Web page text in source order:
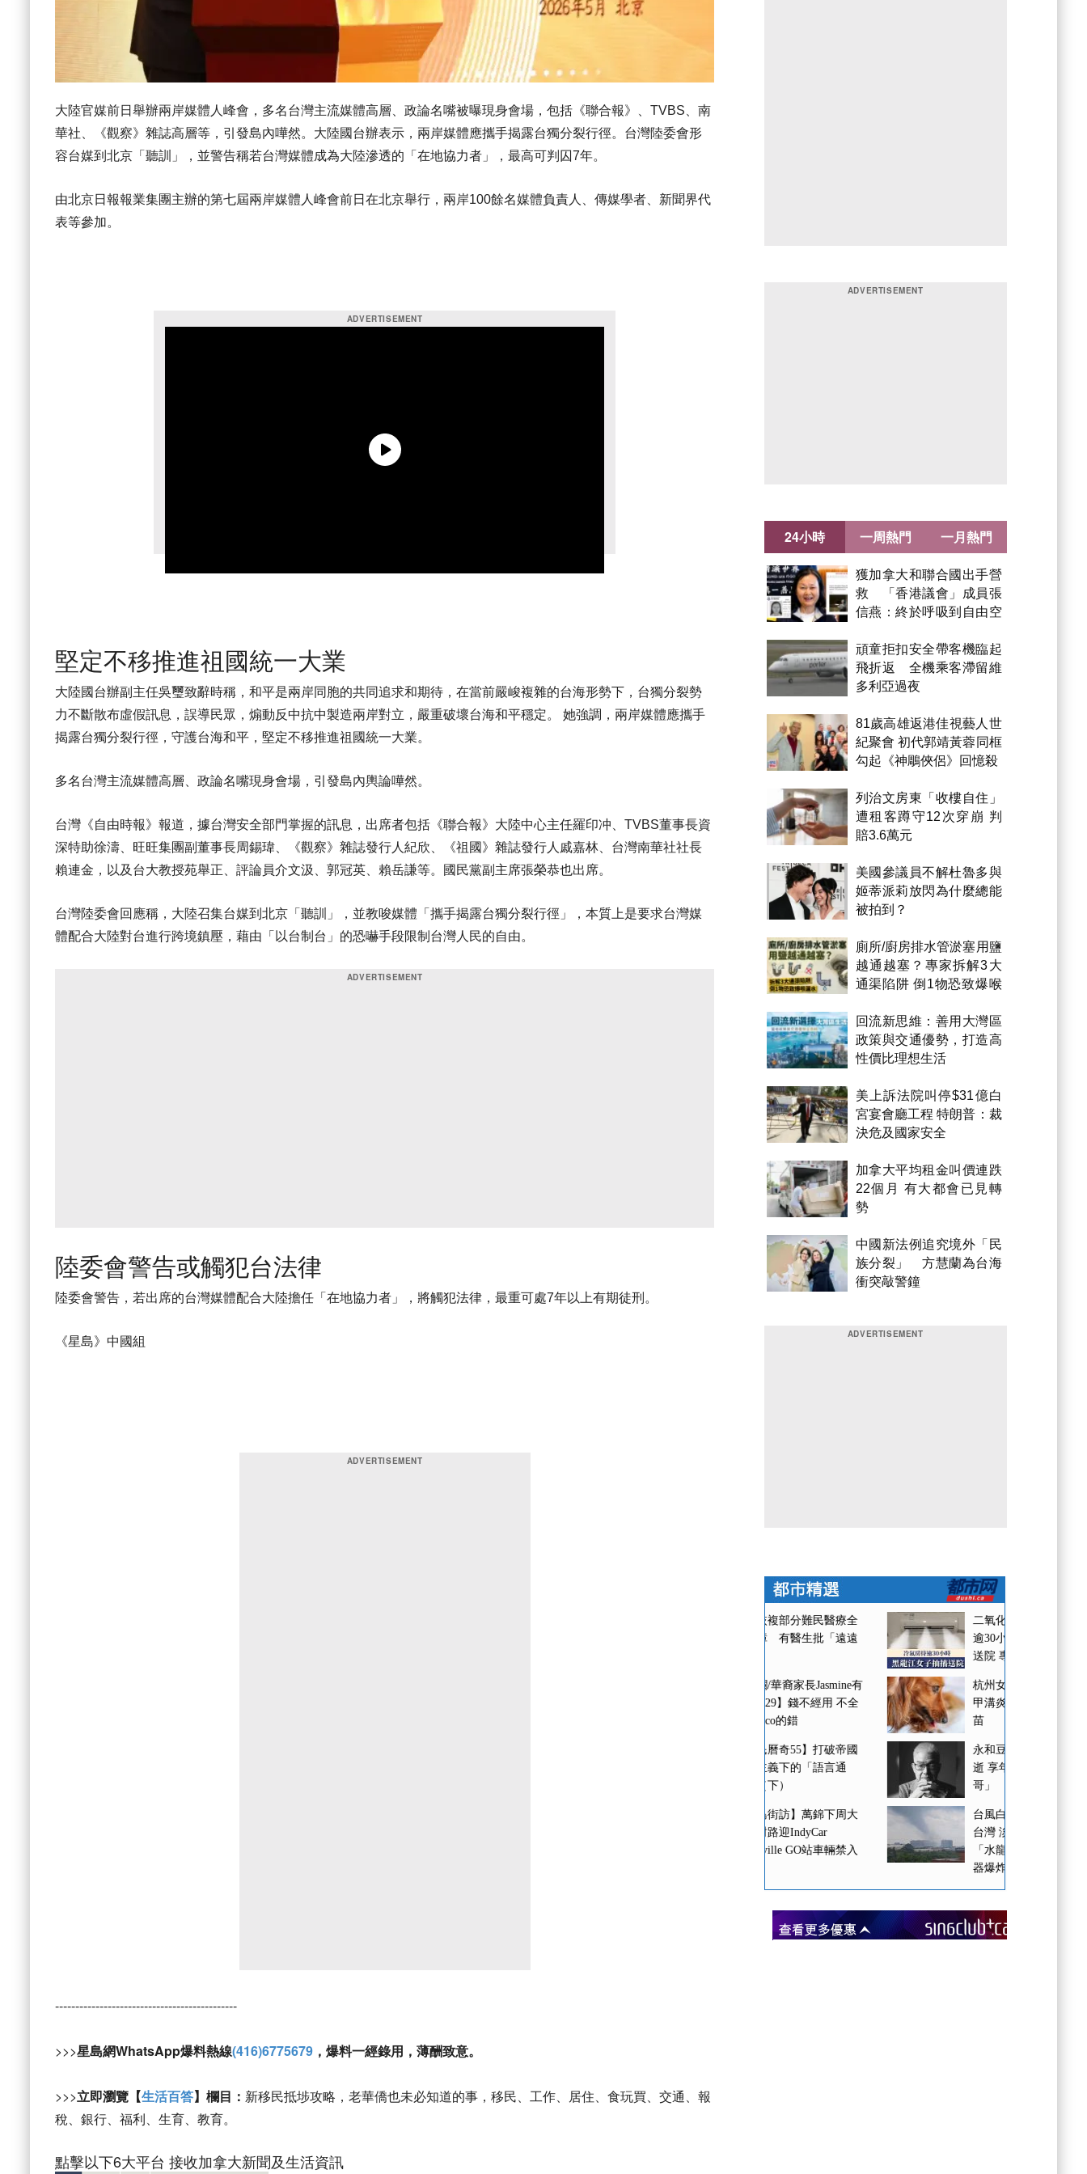
大陸官媒前日舉辦兩岸媒體人峰會，多名台灣主流媒體高層、政論名嘴被曝現身會場，包括《聯合報》、TVBS、南
華社、《觀察》雜誌高層等，引發島內嘩然。大陸國台辦表示，兩岸媒體應攜手揭露台獨分裂行徑。台灣陸委會形
容台媒到北京「聽訓」，並警告稱若台灣媒體成為大陸滲透的「在地協力者」，最高可判囚7年。
由北京日報報業集團主辦的第七屆兩岸媒體人峰會前日在北京舉行，兩岸100餘名媒體負責人、傳媒學者、新聞界代
表等參加。
堅定不移推進祖國統一大業
大陸國台辦副主任吳璽致辭時稱，和平是兩岸同胞的共同追求和期待，在當前嚴峻複雜的台海形勢下，台獨分裂勢
力不斷散布虛假訊息，誤導民眾，煽動反中抗中製造兩岸對立，嚴重破壞台海和平穩定。 她強調，兩岸媒體應攜手
揭露台獨分裂行徑，守護台海和平，堅定不移推進祖國統一大業。
多名台灣主流媒體高層、政論名嘴現身會場，引發島內輿論嘩然。
台灣《自由時報》報道，據台灣安全部門掌握的訊息，出席者包括《聯合報》大陸中心主任羅印冲、TVBS董事長資
深特助徐濤、旺旺集團副董事長周錫瑋、《觀察》雜誌發行人紀欣、《祖國》雜誌發行人戚嘉林、台灣南華社社長
賴連金，以及台大教授苑舉正、評論員介文汲、郭冠英、賴岳謙等。國民黨副主席張榮恭也出席。
台灣陸委會回應稱，大陸召集台媒到北京「聽訓」，並教唆媒體「攜手揭露台獨分裂行徑」，本質上是要求台灣媒
體配合大陸對台進行跨境鎮壓，藉由「以台制台」的恐嚇手段限制台灣人民的自由。
陸委會警告或觸犯台法律
陸委會警告，若出席的台灣媒體配合大陸擔任「在地協力者」，將觸犯法律，最重可處7年以上有期徒刑。
《星島》中國組
---------------------------------------------
>>>星島網WhatsApp爆料熱線(416)6775679 ，爆料一經錄用，薄酬致意。
>>>立即瀏覽【生活百答】欄目： 新移民抵埗攻略，老華僑也未必知道的事，移民、工作、居住、食玩買、交通、報
稅、銀行、福利、生育、教育。
點擊以下6大平台 接收加拿大新聞及生活資訊
24小時
獲加拿大和聯合國出手營
救 「香港議會」成員張
信燕：終於呼吸到自由空
頑童拒扣安全帶客機臨起
飛折返 全機乘客滯留維
多利亞過夜
81歲高雄返港佳視藝人世
紀聚會 初代郭靖黃蓉同框
勾起《神鵰俠侶》回憶殺
列治文房東「收樓自住」
遭租客蹲守12次穿崩 判
賠3.6萬元
美國參議員不解杜魯多與
姬蒂派莉放閃為什麼總能
被拍到？
廁所/廚房排水管淤塞用鹽
越通越塞？專家拆解3大
通渠陷阱 倒1物恐致爆喉
回流新思維：善用大灣區
政策與交通優勢，打造高
性價比理想生活
美上訴法院叫停$31億白
宮宴會廳工程 特朗普：裁
決危及國家安全
加拿大平均租金叫價連跌
22個月 有大都會已見轉
勢
中國新法例追究境外「民
族分裂」 方慧蘭為台海
衝突敲警鐘
一周熱門 一月熱門